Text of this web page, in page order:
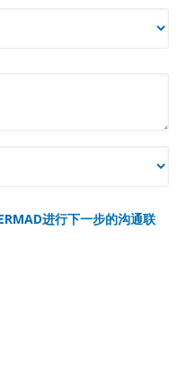
进行下一步的沟通联